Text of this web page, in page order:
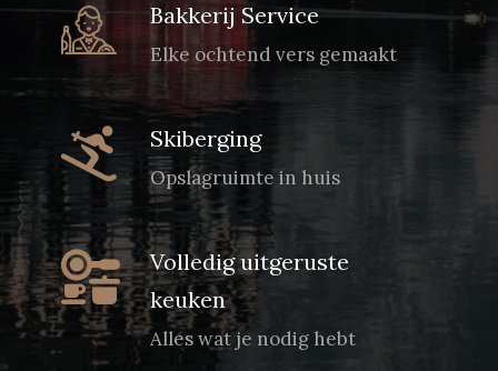
Bakkerij Service
Elke ochtend vers gemaakt
Skiberging
Opslagruimte in huis
Volledig uitgeruste
keuken
Alles wat je nodig hebt